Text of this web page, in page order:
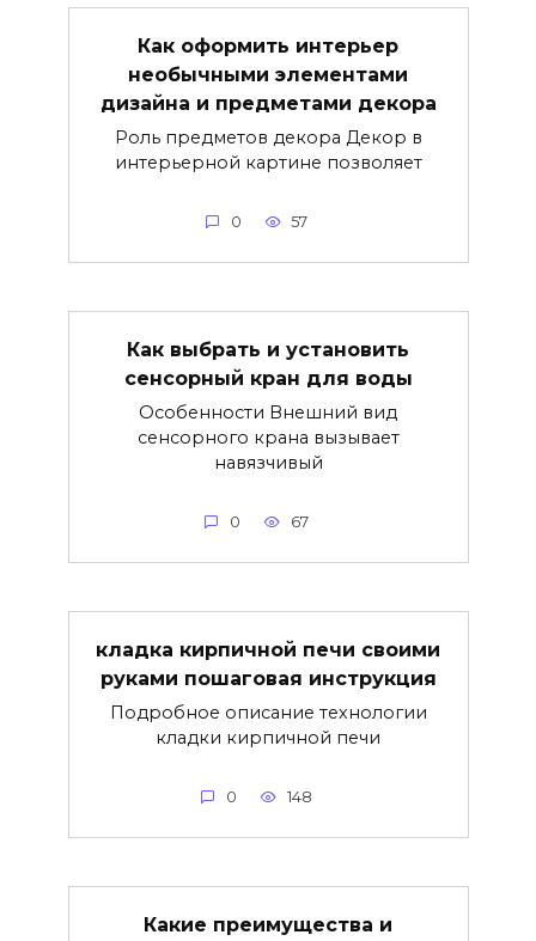
Как оформить интерьер
необычными элементами
дизайна и предметами декора
Роль предметов декора Декор в
интерьерной картине позволяет
0 57
Как выбрать и установить
сенсорный кран для воды
Особенности Внешний вид
сенсорного крана вызывает
навязчивый
0 67
кладка кирпичной печи своими
руками пошаговая инструкция
Подробное описание технологии
кладки кирпичной печи
0 148
Какие преимущества и